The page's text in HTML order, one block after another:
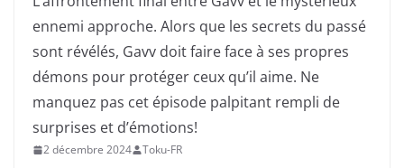
ennemi approche. Alors que les secrets du passé
sont révélés, Gavv doit faire face à ses propres
démons pour protéger ceux qu’il aime. Ne
manquez pas cet épisode palpitant rempli de
surprises et d’émotions!
2 décembre 2024 Toku-FR